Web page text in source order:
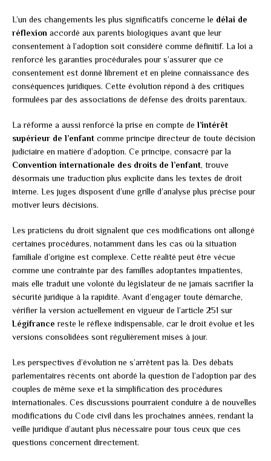
L’un des changements les plus significatifs concerne le délai de
réflexion accordé aux parents biologiques avant que leur
consentement à l’adoption soit considéré comme définitif. La loi a
renforcé les garanties procédurales pour s’assurer que ce
consentement est donné librement et en pleine connaissance des
conséquences juridiques. Cette évolution répond à des critiques
formulées par des associations de défense des droits parentaux.
La réforme a aussi renforcé la prise en compte de l’intérêt
supérieur de l’enfant comme principe directeur de toute décision
judiciaire en matière d’adoption. Ce principe, consacré par la
Convention internationale des droits de l’enfant, trouve
désormais une traduction plus explicite dans les textes de droit
interne. Les juges disposent d’une grille d’analyse plus précise pour
motiver leurs décisions.
Les praticiens du droit signalent que ces modifications ont allongé
certaines procédures, notamment dans les cas où la situation
familiale d’origine est complexe. Cette réalité peut être vécue
comme une contrainte par des familles adoptantes impatientes,
mais elle traduit une volonté du législateur de ne jamais sacrifier la
sécurité juridique à la rapidité. Avant d’engager toute démarche,
vérifier la version actuellement en vigueur de l’article 251 sur
Légifrance reste le réflexe indispensable, car le droit évolue et les
versions consolidées sont régulièrement mises à jour.
Les perspectives d’évolution ne s’arrêtent pas là. Des débats
parlementaires récents ont abordé la question de l’adoption par des
couples de même sexe et la simplification des procédures
internationales. Ces discussions pourraient conduire à de nouvelles
modifications du Code civil dans les prochaines années, rendant la
veille juridique d’autant plus nécessaire pour tous ceux que ces
questions concernent directement.